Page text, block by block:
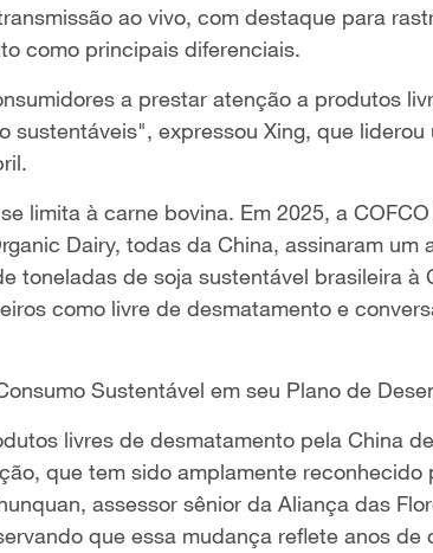
ao vivo, com destaque para
como principais diferenciais.
a prestar atenção a produtos
sustentáveis", expressou Xing, que
limita à carne bovina. Em 2025, a
Dairy, todas da China, assinaram um
toneladas de soja sustentável brasileira à
como livre de desmatamento e
Sustentável em seu Plano de
livres de desmatamento pela China
que tem sido amplamente reconhecido
assessor sênior da Aliança das
que essa mudança reflete anos